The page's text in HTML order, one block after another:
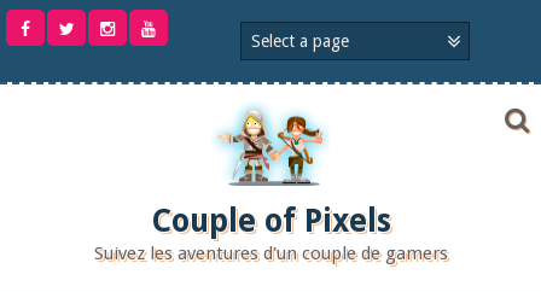
Aller
Couple of Pixels
Suivez les aventures d'un couple de gamers